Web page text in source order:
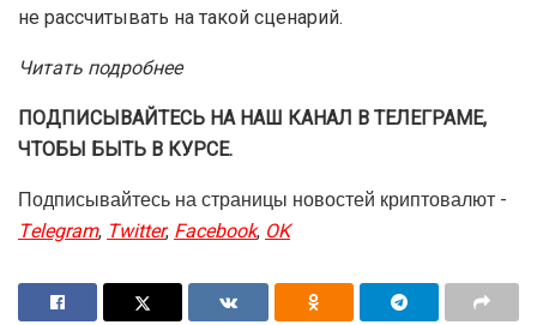
не рассчитывать на такой сценарий.
Читать подробнее
ПОДПИСЫВАЙТЕСЬ НА НАШ КАНАЛ В ТЕЛЕГРАМЕ,
ЧТОБЫ БЫТЬ В КУРСЕ.
Подписывайтесь на страницы новостей криптовалют -
Telegram,Twitter,Facebook,OK